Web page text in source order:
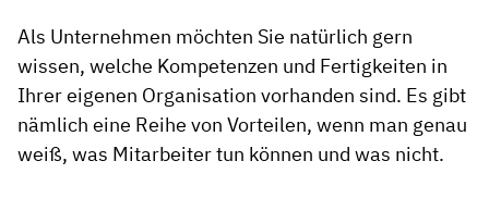
Als Unternehmen möchten Sie natürlich gern
wissen, welche Kompetenzen und Fertigkeiten in
Ihrer eigenen Organisation vorhanden sind. Es gibt
nämlich eine Reihe von Vorteilen, wenn man genau
weiß, was Mitarbeiter tun können und was nicht.